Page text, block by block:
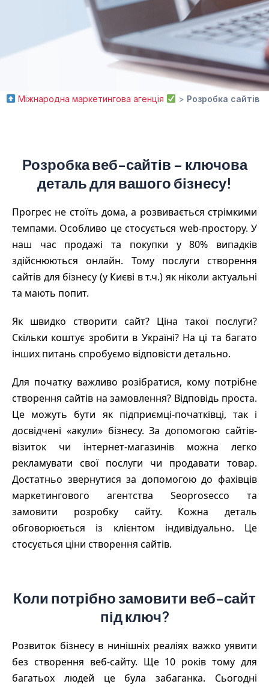
Міжнародна маркетингова агенція > Розробка сайтів
Розробка веб-сайтів – ключова
деталь для вашого бізнесу!
Прогрес не стоїть дома, а розвивається стрімкими
темпами. Особливо це стосується web-простору. У
наш час продажі та покупки у 80% випадків
здійснюються онлайн. Тому послуги створення
сайтів для бізнесу (у Києві в т.ч.) як ніколи актуальні
та мають попит.
Як швидко створити сайт? Ціна такої послуги?
Скільки коштує зробити в Україні? На ці та багато
інших питань спробуємо відповісти детально.
Для початку важливо розібратися, кому потрібне
створення сайтів на замовлення? Відповідь проста.
Це можуть бути як підприємці-початківці, так і
досвідчені «акули» бізнесу. За допомогою сайтів-
візиток чи інтернет-магазинів можна легко
рекламувати свої послуги чи продавати товар.
Достатньо звернутися за допомогою до фахівців
маркетингового агентства Seoprosecco та
замовити розробку сайту. Кожна деталь
обговорюється із клієнтом індивідуально. Це
стосується ціни створення сайтів.
Коли потрібно замовити веб-сайт
під ключ?
Розвиток бізнесу в нинішніх реаліях важко уявити
без створення веб-сайту. Ще 10 років тому для
багатьох людей це була забаганка. Сьогодні